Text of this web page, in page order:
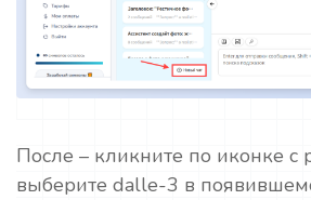
После – кликните по иконке с
выберите dalle-3 в